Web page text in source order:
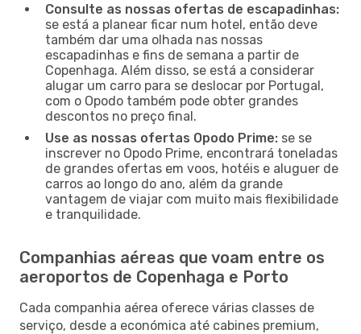
Consulte as nossas ofertas de escapadinhas:
se está a planear ficar num hotel, então deve
também dar uma olhada nas nossas
escapadinhas e fins de semana a partir de
Copenhaga. Além disso, se está a considerar
alugar um carro para se deslocar por Portugal,
com o Opodo também pode obter grandes
descontos no preço final.
Use as nossas ofertas Opodo Prime: se se
inscrever no Opodo Prime, encontrará toneladas
de grandes ofertas em voos, hotéis e aluguer de
carros ao longo do ano, além da grande
vantagem de viajar com muito mais flexibilidade
e tranquilidade.
Companhias aéreas que voam entre os
aeroportos de Copenhaga e Porto
Cada companhia aérea oferece várias classes de
serviço, desde a económica até cabines premium,